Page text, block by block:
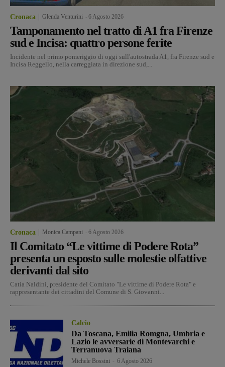
Cronaca Glenda Venturini 6 Agosto 2026
Tamponamento nel tratto di A1 fra Firenze
sud e Incisa: quattro persone ferite
Incidente nel primo pomeriggio di oggi sull'autostrada A1, fra Firenze sud e
Incisa Reggello, nella carreggiata in direzione sud,...
Cronaca Monica Campani 6 Agosto 2026
Il Comitato “Le vittime di Podere Rota”
presenta un esposto sulle molestie olfattive
derivanti dal sito
Catia Naldini, presidente del Comitato "Le vittime di Podere Rota" e
rappresentante dei cittadini del Comune di S. Giovanni...
Calcio
Da Toscana, Emilia Romgna, Umbria e
Lazio le avversarie di Montevarchi e
Terranuova Traiana
Michele Bossini 6 Agosto 2026